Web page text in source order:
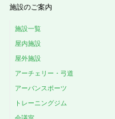
施設のご案内
施設一覧
屋内施設
屋外施設
アーチェリー・弓道
アーバンスポーツ
トレーニングジム